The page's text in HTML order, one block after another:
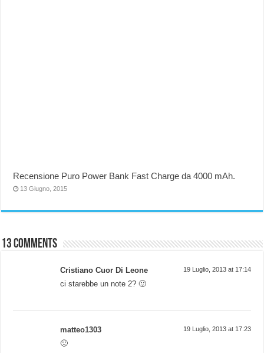
Recensione Puro Power Bank Fast Charge da 4000 mAh.
13 Giugno, 2015
13 comments
Cristiano Cuor Di Leone 19 Luglio, 2013 at 17:14
ci starebbe un note 2? 🙂
matteo1303 19 Luglio, 2013 at 17:23
🙂